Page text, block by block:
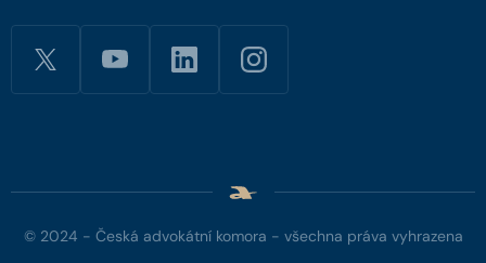
© 2024 - Česká advokátní komora - všechna práva vyhrazena